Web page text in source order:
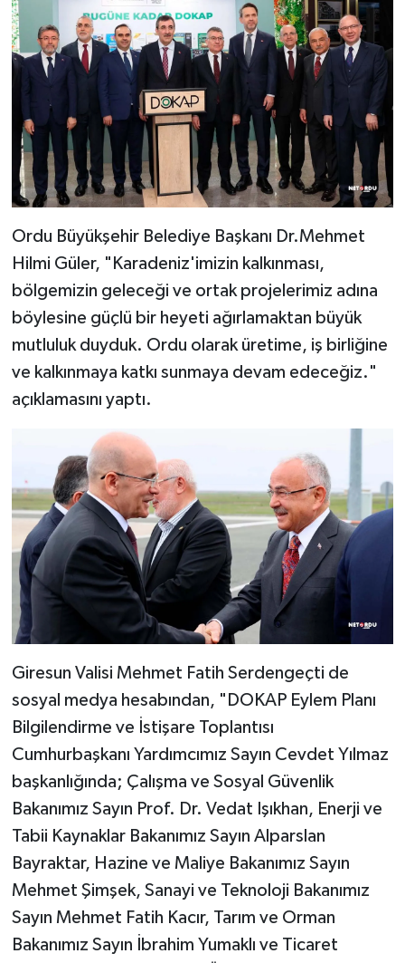
Ordu Büyükşehir Belediye Başkanı Dr.Mehmet
Hilmi Güler, "Karadeniz'imizin kalkınması,
bölgemizin geleceği ve ortak projelerimiz adına
böylesine güçlü bir heyeti ağırlamaktan büyük
mutluluk duyduk. Ordu olarak üretime, iş birliğine
ve kalkınmaya katkı sunmaya devam edeceğiz."
açıklamasını yaptı.
Giresun Valisi Mehmet Fatih Serdengeçti de
sosyal medya hesabından, "DOKAP Eylem Planı
Bilgilendirme ve İstişare Toplantısı
Cumhurbaşkanı Yardımcımız Sayın Cevdet Yılmaz
başkanlığında; Çalışma ve Sosyal Güvenlik
Bakanımız Sayın Prof. Dr. Vedat Işıkhan, Enerji ve
Tabii Kaynaklar Bakanımız Sayın Alparslan
Bayraktar, Hazine ve Maliye Bakanımız Sayın
Mehmet Şimşek, Sanayi ve Teknoloji Bakanımız
Sayın Mehmet Fatih Kacır, Tarım ve Orman
Bakanımız Sayın İbrahim Yumaklı ve Ticaret